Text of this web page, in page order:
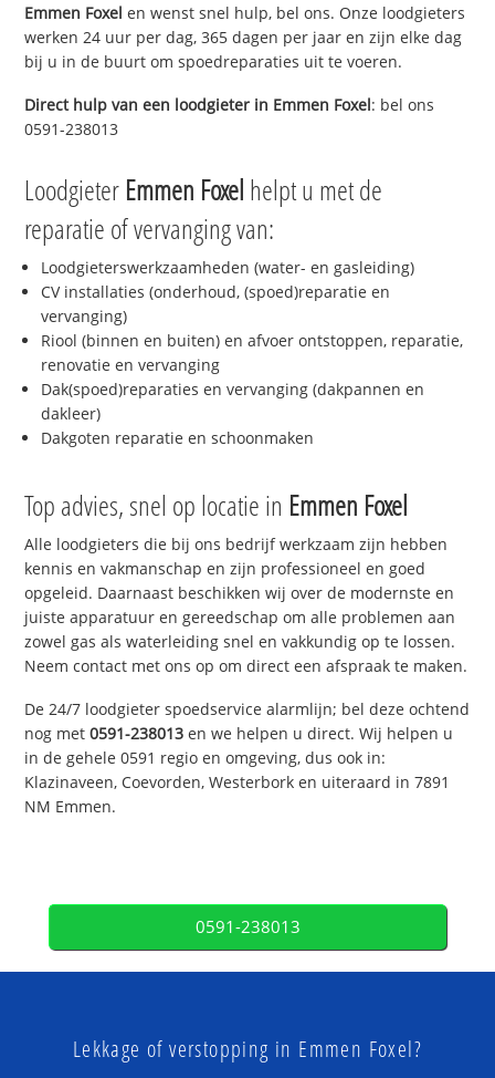
Emmen Foxel en wenst snel hulp, bel ons. Onze loodgieters
werken 24 uur per dag, 365 dagen per jaar en zijn elke dag
bij u in de buurt om spoedreparaties uit te voeren.
Direct hulp van een loodgieter in Emmen Foxel: bel ons
0591-238013
Loodgieter Emmen Foxel helpt u met de
reparatie of vervanging van:
Loodgieterswerkzaamheden (water- en gasleiding)
CV installaties (onderhoud, (spoed)reparatie en
vervanging)
Riool (binnen en buiten) en afvoer ontstoppen, reparatie,
renovatie en vervanging
Dak(spoed)reparaties en vervanging (dakpannen en
dakleer)
Dakgoten reparatie en schoonmaken
Top advies, snel op locatie in Emmen Foxel
Alle loodgieters die bij ons bedrijf werkzaam zijn hebben
kennis en vakmanschap en zijn professioneel en goed
opgeleid. Daarnaast beschikken wij over de modernste en
juiste apparatuur en gereedschap om alle problemen aan
zowel gas als waterleiding snel en vakkundig op te lossen.
Neem contact met ons op om direct een afspraak te maken.
De 24/7 loodgieter spoedservice alarmlijn; bel deze ochtend
nog met0591-238013 en we helpen u direct. Wij helpen u
in de gehele 0591 regio en omgeving, dus ook in:
Klazinaveen, Coevorden, Westerbork en uiteraard in 7891
NM Emmen.
0591-238013
Lekkage of verstopping in Emmen Foxel?